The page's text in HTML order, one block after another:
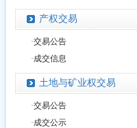
产权交易
·交易公告
·成交信息
土地与矿业权交易
·交易公告
·成交公示